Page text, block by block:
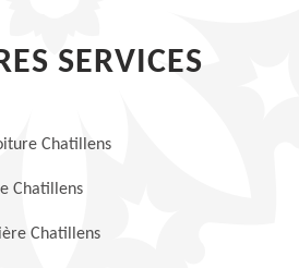
SERVICES
Chatillens
Chatillens
Chatillens